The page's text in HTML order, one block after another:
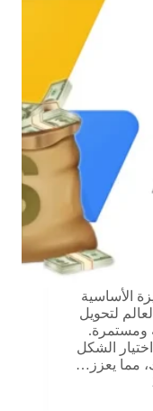
الأساسية
لتحويل
ومستمرة.
الشكل
مما يعزز…